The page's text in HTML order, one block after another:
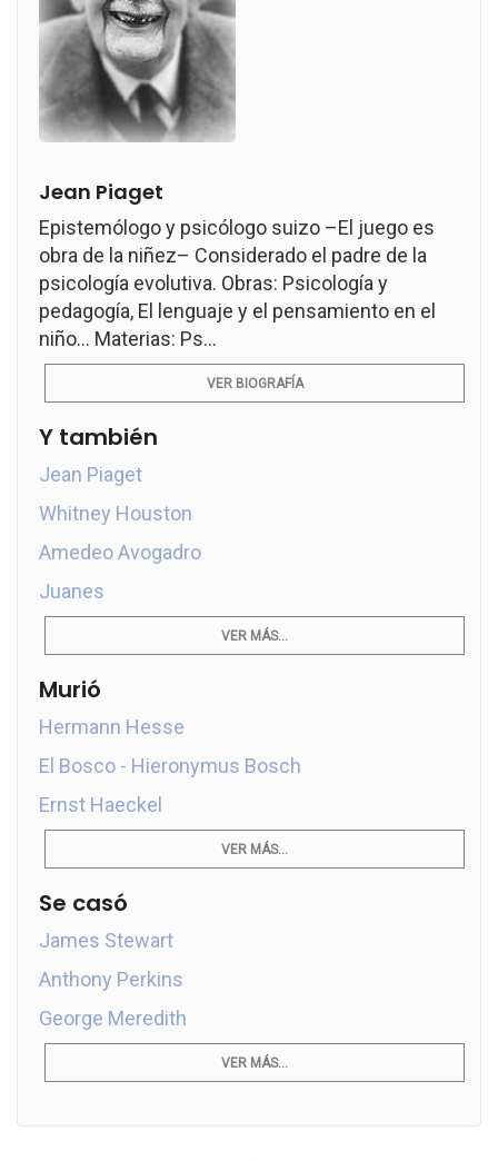
Jean Piaget
Epistemólogo y psicólogo suizo –El juego es
obra de la niñez– Considerado el padre de la
psicología evolutiva. Obras: Psicología y
pedagogía, El lenguaje y el pensamiento en el
niño... Materias: Ps...
VER BIOGRAFÍA
Y también
Jean Piaget
Whitney Houston
Amedeo Avogadro
Juanes
VER MÁS...
Murió
Hermann Hesse
El Bosco - Hieronymus Bosch
Ernst Haeckel
VER MÁS...
Se casó
James Stewart
Anthony Perkins
George Meredith
VER MÁS...